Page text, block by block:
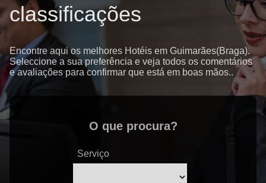
classificações
Encontre aqui os melhores Hotéis em Guimarães(Braga).
Seleccione a sua preferência e veja todos os comentários
e avaliações para confirmar que está em boas mãos..
O que procura?
Serviço